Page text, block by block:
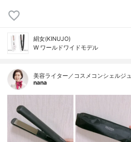
絹女(KINUJO)
W ワールドワイドモデル
美容ライター／コスメコンシェルジュ
nana